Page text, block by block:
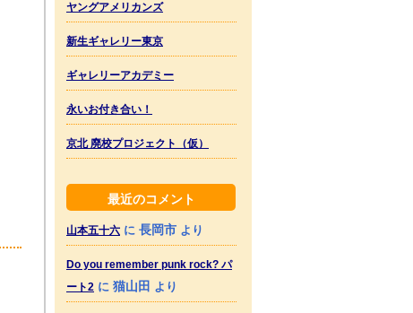
ヤングアメリカンズ
新生ギャレリー東京
ギャレリーアカデミー
永いお付き合い！
京北 廃校プロジェクト（仮）
最近のコメント
山本五十六 に 長岡市 より
Do you remember punk rock? パ
ート2 に 猫山田 より